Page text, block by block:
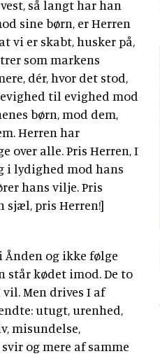
så langt har han
sine børn, er Herren
vi er skabt, husker på,
som markens
dér, hvor det stod,
til evighed mod
børn, mod dem,
Herren har
over alle. Pris Herren, I
i lydighed mod hans
hans vilje. Pris
sjæl, pris Herren!]
Ånden og ikke følge
står kødet imod. De to
Men drives I af
utugt, urenhed,
misundelse,
og mere af samme